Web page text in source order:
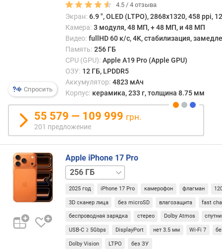
путем
д
е
е
х
к
о
г
и
Спросить
4.5 /4 отзыва
Экран: 6.9 ", OLED (LTPO), 2868x1320, 458 ppi,
Камера: 3 модуля, 48 МП, + 48 МП, и 48 МП
Видео: fullHD 60 к/с, 4K, стабилизация,
Память: 256 ГБ
CPU (GPU): Apple A19 Pro (Apple GPU)
ОЗУ: 12 ГБ, LPDDR5
Аккумулятор: 4823 мАч
Корпус: керамика, 233 г, толщина 8.75 мм
55 579 — 109 999 грн.
201 предложение
Apple iPhone 17 Pro
512 ГБ1 ТБ
2025 год iPhone 17 Pro камерофон флагман
3D сканер лица без microSD влагозащита fast
беспроводная зарядка стерео Dolby Atmos
USB-C ≥ 5Gbps DisplayPort нет 3.5 мм Wi-Fi 7
Dolby Vision LTPO без ЗУ